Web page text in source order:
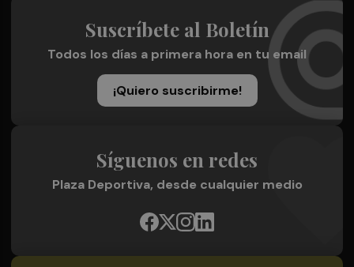
Suscríbete al Boletín
Todos los días a primera hora en tu email
¡Quiero suscribirme!
Síguenos en redes
Plaza Deportiva, desde cualquier medio